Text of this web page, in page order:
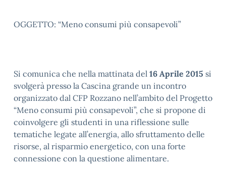
OGGETTO: “Meno consumi più consapevoli”
Si comunica che nella mattinata del 16 Aprile 2015 si
svolgerà presso la Cascina grande un incontro
organizzato dal CFP Rozzano nell’ambito del Progetto
“Meno consumi più consapevoli”, che si propone di
coinvolgere gli studenti in una riflessione sulle
tematiche legate all’energia, allo sfruttamento delle
risorse, al risparmio energetico, con una forte
connessione con la questione alimentare.